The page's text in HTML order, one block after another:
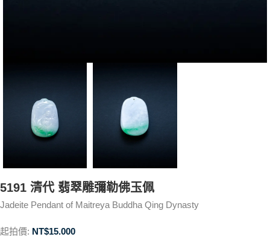
5191 清代 翡翠雕彌勒佛玉佩
Jadeite Pendant of Maitreya Buddha Qing Dynasty
起拍價: NT$15.000